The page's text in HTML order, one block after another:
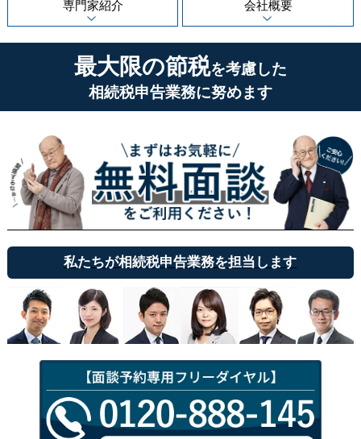
専門家紹介 会社概要
最大限の節税を考慮した
相続税申告業務に努めます
私たちが相続税申告業務を担当します